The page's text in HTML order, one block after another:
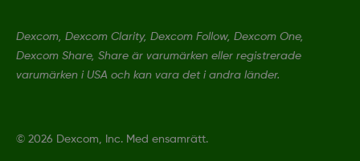
Dexcom, Dexcom Clarity, Dexcom Follow, Dexcom One,
Dexcom Share, Share är varumärken eller registrerade
varumärken i USA och kan vara det i andra länder.
© 2026 Dexcom, Inc. Med ensamrätt.